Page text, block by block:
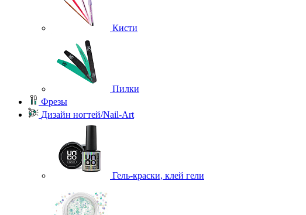
Кисти
Пилки
Фрезы
Дизайн ногтей/Nail-Art
Гель-краски, клей гели